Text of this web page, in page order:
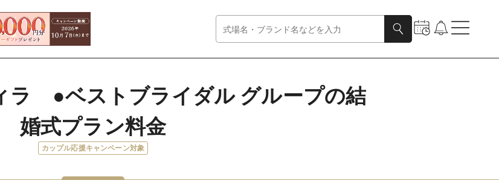
ラ　●ベストブライダル グループの結
婚式プラン料金
カップル応援キャンペーン対象